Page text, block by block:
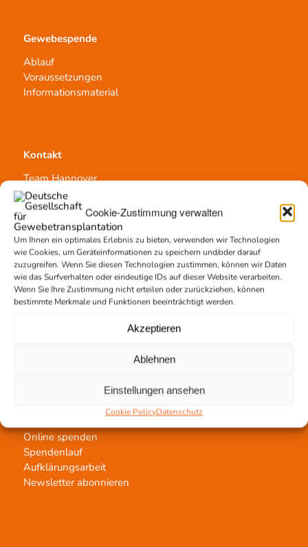
Cookie-Zustimmung verwalten
Um Ihnen ein optimales Erlebnis zu bieten, verwenden wir Technologien
wie Cookies, um Geräteinformationen zu speichern und/oder darauf
zuzugreifen. Wenn Sie diesen Technologien zustimmen, können wir Daten
wie das Surfverhalten oder eindeutige IDs auf dieser Website verarbeiten.
Wenn Sie Ihre Zustimmung nicht erteilen oder zurückziehen, können
bestimmte Merkmale und Funktionen beeinträchtigt werden.
Akzeptieren
Ablehnen
Einstellungen ansehen
Cookie PolicyDatenschutz
Gewebespende
Ablauf
Voraussetzungen
Informationsmaterial
Kontakt
Team Hannover
Spendestandorte
Vermittlungsstelle
Gewebetransplantation
Transplantatvermittlung
Jetzt untertstützen!
Online spenden
Spendenlauf
Aufklärungsarbeit
Newsletter abonnieren